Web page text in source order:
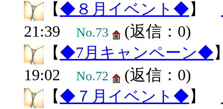
【 ◆８月イベント◆ 】
21:39 No.73
(返信：0)
【 ◆7月キャンペーン◆
19:02 No.72
(返信：0)
【 ◆７月イベント◆ 】